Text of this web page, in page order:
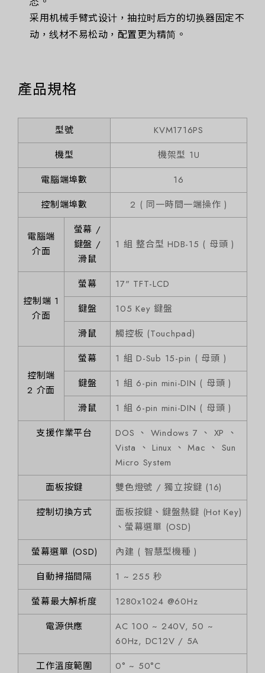
采用机械手臂式设计，抽拉时后方的切换器固定不
动，线材不易松动，配置更为精简。
產品規格
型號
KVM1716PS
機型
機架型 1U
電腦端埠數
16
控制端埠數
2 ( 同一時間一端操作 )
電腦端
介面
螢幕 /
鍵盤 /
滑鼠
1 組 整合型 HDB-15 ( 母頭 )
控制端 1
介面
螢幕
17" TFT-LCD
鍵盤
105 Key 鍵盤
滑鼠
觸控板 (Touchpad)
控制端
2 介面
螢幕
1 組 D-Sub 15-pin ( 母頭 )
鍵盤
1 組 6-pin mini-DIN ( 母頭 )
滑鼠
1 組 6-pin mini-DIN ( 母頭 )
支援作業平台
DOS 、 Windows 7 、 XP 、
Vista 、 Linux 、 Mac 、 Sun
Micro System
面板按鍵
雙色燈號 / 獨立按鍵 (16)
控制切換方式
面板按鍵、鍵盤熱鍵 (Hot Key)
、螢幕選單 (OSD)
螢幕選單 (OSD)
內建 ( 智慧型機種 )
自動掃描間隔
1 ~ 255 秒
螢幕最大解析度
1280x1024 @60Hz
電源供應
AC 100 ~ 240V, 50 ~
60Hz, DC12V / 5A
工作溫度範圍
0° ~ 50°C